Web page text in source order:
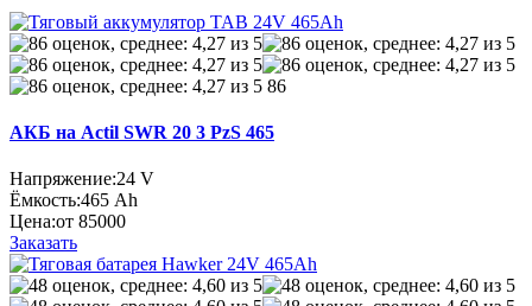
86
АКБ на Actil SWR 20 3 PzS 465
Напряжение:24 V
Ёмкость:465 Ah
Цена:от 85000
Заказать